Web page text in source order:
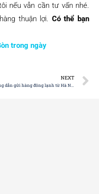
nếu vẫn cần tư vấn nhé.
thuận lợi. Có thể bạn
trong ngày
NEXT
Hướng dẫn gửi hàng đông lạnh từ Hà Nội vào Sài Gòn